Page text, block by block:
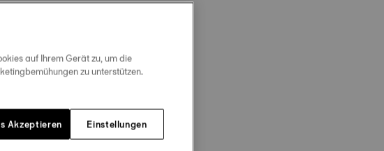
auf Ihrem Gerät zu, um die
zu unterstützen.
Einstellungen
Akzeptieren